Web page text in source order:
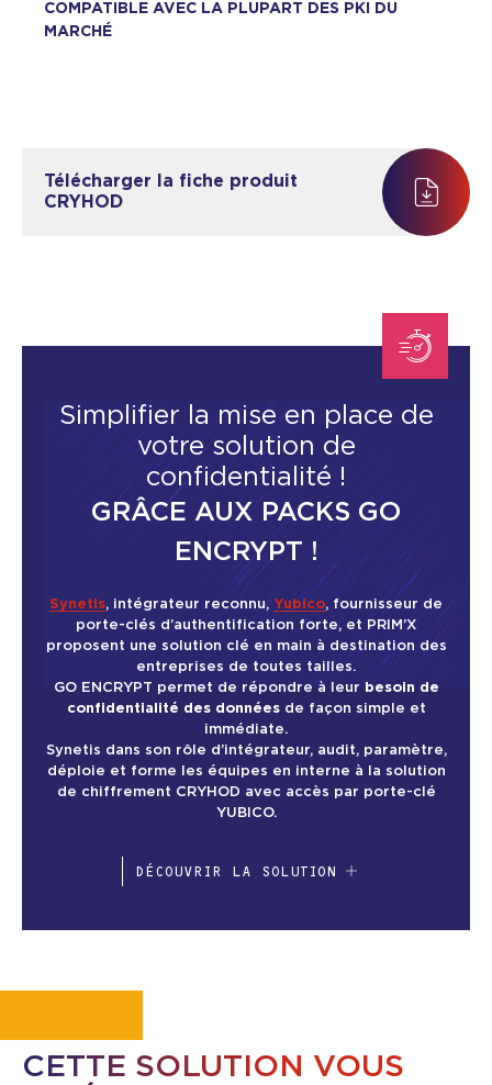
COMPATIBLE AVEC LA PLUPART DES PKI DU
MARCHÉ
Télécharger la fiche produit
CRYHOD
Simplifier la mise en place de
votre solution de
confidentialité !
GRÂCE AUX PACKS GO
ENCRYPT !
Synetis, intégrateur reconnu,Yubico, fournisseur de
porte-clés d’authentification forte, et PRIM’X
proposent une solution clé en main à destination des
entreprises de toutes tailles.
GO ENCRYPT permet de répondre à leur
besoin de
confidentialité des donnéesde façon simple et
immédiate.
Synetis dans son rôle d’intégrateur, audit, paramètre,
déploie et forme les équipes en interne à la solution
de chiffrement CRYHOD avec accès par porte-clé
YUBICO.
DÉCOUVRIR LA SOLUTION
CETTE SOLUTION VOUS